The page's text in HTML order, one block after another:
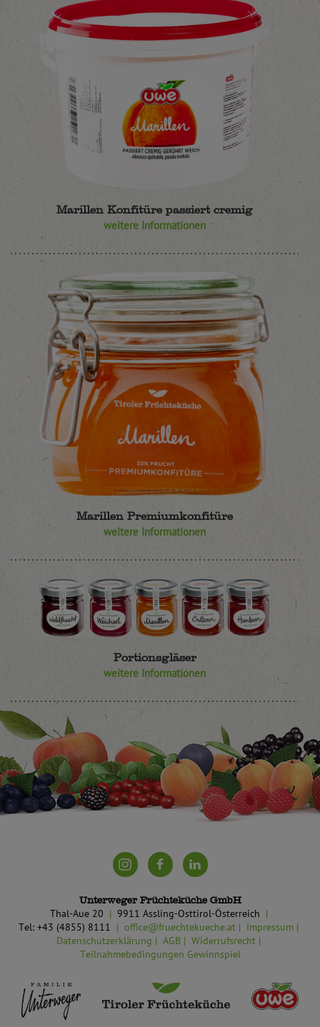
Marillen Konfitüre passiert cremig
weitere Informationen
Marillen Premiumkonfitüre
weitere Informationen
Portionsgläser
weitere Informationen
Unterweger Früchteküche GmbH
Thal-Aue 20
9911 Assling-Osttirol-Österreich
Tel: +43 (4855) 8111
office@fruechtekueche.at
Impressum
Datenschutzerklärung
AGB
Widerrufsrecht
Teilnahmebedingungen Gewinnspiel